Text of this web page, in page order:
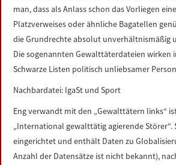
man, dass als Anlass schon das Vorliegen
Platzverweises oder ähnliche Bagatellen
die Grundrechte absolut unverhältnismäßig
Die sogenannten Gewalttäterdateien wirken
Schwarze Listen politisch unliebsamer
Nachbardatei: IgaSt und Sport
Eng verwandt mit den „Gewalttätern links“
„International gewalttätig agierende Störer“.
eingerichtet und enthält Daten zu
Anzahl der Datensätze ist nicht bekannt),